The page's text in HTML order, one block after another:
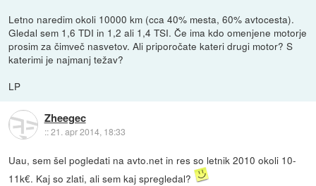
Letno naredim okoli 10000 km (cca 40% mesta, 60% avtocesta).
Gledal sem 1,6 TDI in 1,2 ali 1,4 TSI. Če ima kdo omenjene motorje
prosim za čimveč nasvetov. Ali priporočate kateri drugi motor? S
katerimi je najmanj težav?
LP
Zheegec
::21. apr 2014, 18:33
Uau, sem šel pogledati na avto.net in res so letnik 2010 okoli 10-
11k€. Kaj so zlati, ali sem kaj spregledal?